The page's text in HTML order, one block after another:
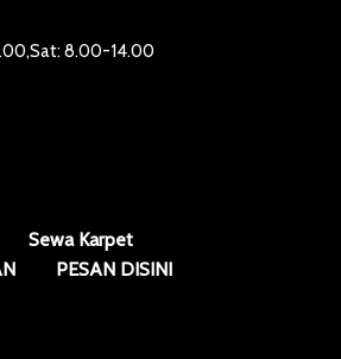
8.00-14.00
Sewa Karpet
PESAN DISINI